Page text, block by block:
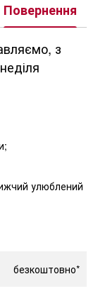
Повернення
з
улюблений
безкоштовно*